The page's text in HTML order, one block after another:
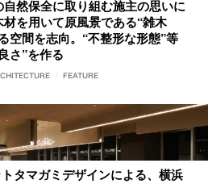
然保全に取り組む施主の思いに
を用いて原風景である“雑木
空間を志向。“不整形な形態”等
さ”を作る
FEATURE
タマガミデザインによる、横浜